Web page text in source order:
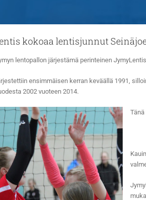
kokoaa lentisjunnut
lentopallon järjestämä perinteinen
ensimmäisen kerran keväällä 1991,
2002 vuoteen 2014.